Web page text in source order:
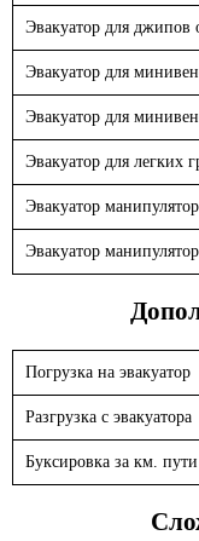
Эвакуатор для джипов
Эвакуатор для
Эвакуатор для
Эвакуатор для легких
Эвакуатор
Эвакуатор манипулятор
Погрузка на эвакуатор
Разгрузка с эвакуатора
Буксировка за км. пути